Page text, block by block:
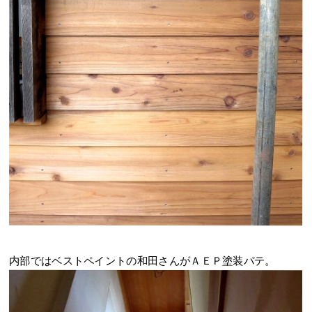
内部ではベストペイントの和田さんがＡＥＰ塗装パテ。